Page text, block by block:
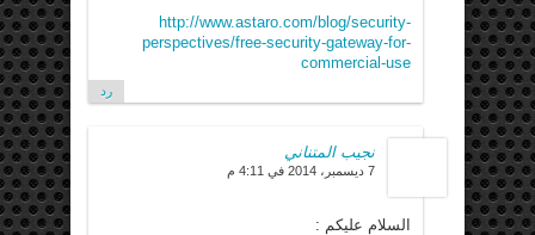
http://www.astaro.com/blog/security-
perspectives/free-security-gateway-for-
commercial-use
رد
نجيب المتناني
7 ديسمبر، 2014 في 4:11 م
السلام عليكم :